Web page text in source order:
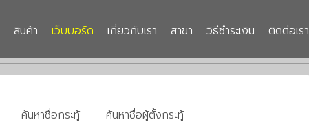
สินค้า เว็บบอร์ด เกี่ยวกับเรา สาขา วิธีชำระเงิน ติดต่อเรา
ค้นหาชื่อกระทู้ ค้นหาชื่อผู้ตั้งกระทู้